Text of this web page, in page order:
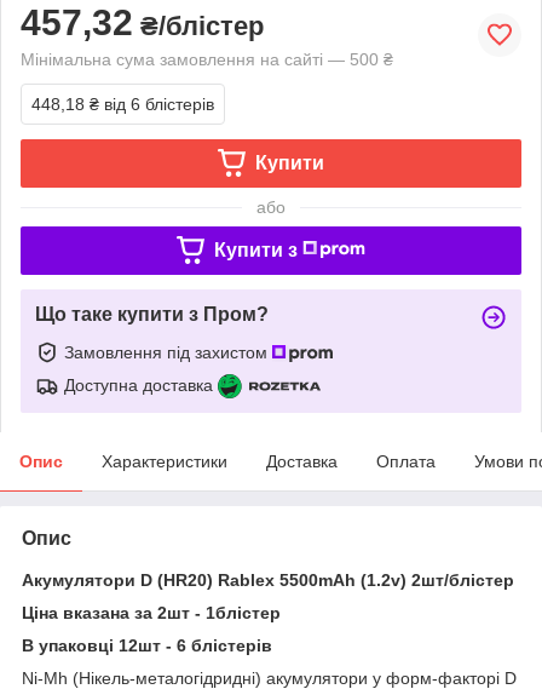
457,32 ₴/блістер
Мінімальна сума замовлення на сайті — 500 ₴
448,18 ₴ від 6 блістерів
Купити
або
Купити з
Що таке купити з Пром?
Замовлення під захистом
Доступна доставка
Опис Характеристики Доставка Оплата Умови
Опис
Акумулятори D (HR20) Rablex 5500mAh (1.2v) 2шт/блістер
Ціна вказана за 2шт - 1блістер
В упаковці 12шт - 6 блістерів
Ni-Mh (Нікель-металогідридні) акумулятори у форм-факторі D